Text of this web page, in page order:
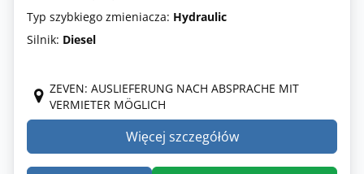
Typ szybkiego zmieniacza: Hydraulic
Silnik: Diesel
ZEVEN: AUSLIEFERUNG NACH ABSPRACHE MIT
VERMIETER MÖGLICH
Więcej szczegółów